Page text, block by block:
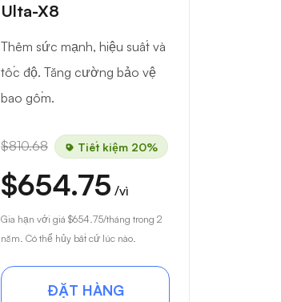
Ulta-X8
Thêm sức mạnh, hiệu suất và
tốc độ. Tăng cường bảo vệ
bao gồm.
$810.68 Tiết kiệm 20%
$654.75 /vì
Gia hạn với giá $654.75/tháng trong 2
năm. Có thể hủy bất cứ lúc nào.
ĐẶT HÀNG